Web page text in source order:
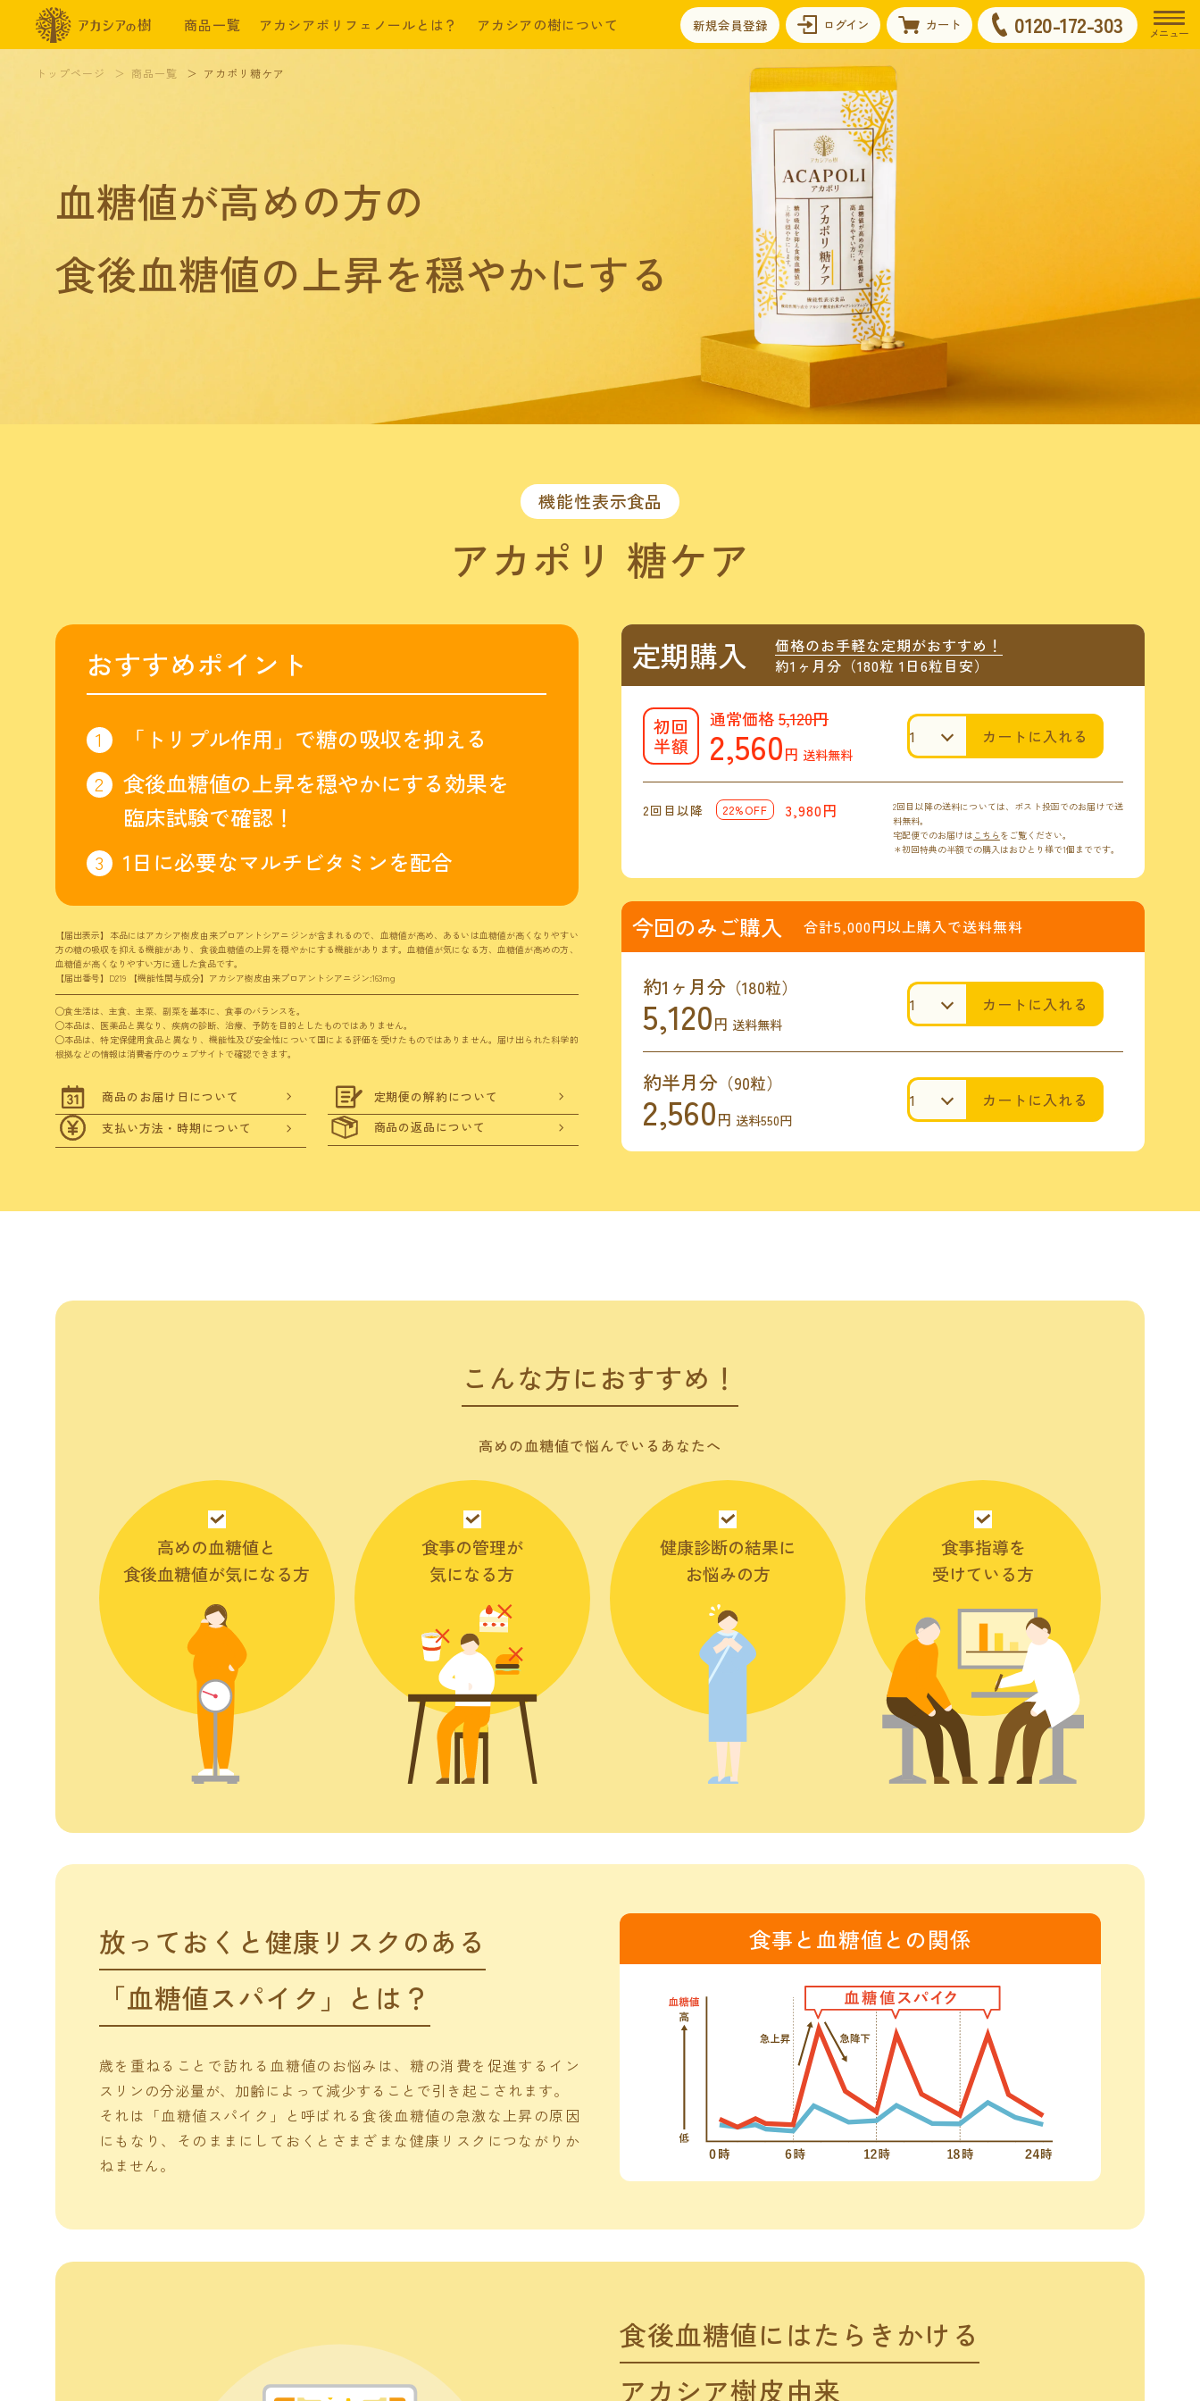
メニュー
商品一覧 アカシアポリフェノールとは？ アカシアの樹について 新規会員登録 ログイン カート 0120-172-303
トップページ 商品一覧 アカポリ糖ケア
血糖値が高めの方の
食後血糖値の上昇を穏やかにする
機能性表示食品
アカポリ 糖ケア
おすすめポイント
「トリプル作用」で糖の吸収を抑える
食後血糖値の上昇を穏やかにする効果を
臨床試験で確認！
1日に必要なマルチビタミンを配合
【届出表示】本品にはアカシア樹皮由来プロアントシアニジンが含まれるので、血糖値が高め、あるいは血糖値が高くなりやすい
方の糖の吸収を抑える機能があり、食後血糖値の上昇を穏やかにする機能があります。血糖値が気になる方、血糖値が高めの方、
血糖値が高くなりやすい方に適した食品です。
【届出番号】D219 【機能性関与成分】アカシア樹皮由来プロアントシアニジン:163mg
◯食生活は、主食、主菜、副菜を基本に、食事のバランスを。
◯本品は、医薬品と異なり、疾病の診断、治療、予防を目的としたものではありません。
◯本品は、特定保健用食品と異なり、機能性及び安全性について国による評価を受けたものではありません。届け出られた科学的
根拠などの情報は消費者庁のウェブサイトで確認できます。
商品のお届け日について
定期便の解約について
支払い方法・時期について
商品の返品について
定期購入
価格のお手軽な定期がおすすめ！
約1ヶ月分（180粒 1日6粒目安）
初回
半額
通常価格5,120円
2,560円 送料無料
カートに入れる
2回目以降 22%OFF 3,980円
2回目以降の送料については、ポスト投函でのお届けで送
料無料。
宅配便でのお届けは こちら をご覧ください。
＊初回特典の半額での購入はおひとり様で1個までです。
今回のみご購入 合計5,000円以上購入で送料無料
約1ヶ月分 （180粒）
5,120円 送料無料
カートに入れる
約半月分 （90粒）
2,560円 送料550円
カートに入れる
こんな方におすすめ！
高めの血糖値で悩んでいるあなたへ
高めの血糖値と
食後血糖値が気になる方
食事の管理が
気になる方
健康診断の結果に
お悩みの方
食事指導を
受けている方
放っておくと健康リスクのある
「血糖値スパイク」とは？
歳を重ねることで訪れる血糖値のお悩みは、糖の消費を促進するイン
スリンの分泌量が、加齢によって減少することで引き起こされます。
それは「血糖値スパイク」と呼ばれる食後血糖値の急激な上昇の原因
にもなり、そのままにしておくとさまざまな健康リスクにつながりか
ねません。
食事と血糖値との関係
食後血糖値にはたらきかける
アカシア樹皮由来